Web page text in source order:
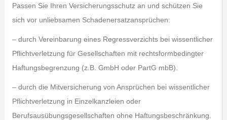
Passen Sie Ihren Versicherungsschutz an und schützen Sie
sich vor unliebsamen Schadenersatzansprüchen:
– durch Vereinbarung eines Regressverzichts bei wissentlicher
Pflichtverletzung für Gesellschaften mit rechtsformbedingter
Haftungsbegrenzung (z.B. GmbH oder PartG mbB).
– durch die Mitversicherung von Ansprüchen bei wissentlicher
Pflichtverletzung in Einzelkanzleien oder
Berufsausübungsgesellschaften ohne Haftungsbeschränkung.